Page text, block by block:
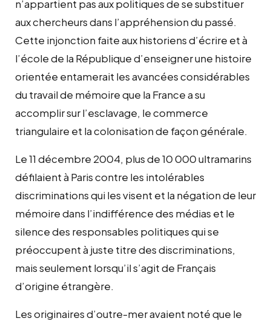
n’appartient pas aux politiques de se substituer
aux chercheurs dans l’appréhension du passé.
Cette injonction faite aux historiens d’écrire et à
l’école de la République d’enseigner une histoire
orientée entamerait les avancées considérables
du travail de mémoire que la France a su
accomplir sur l’esclavage, le commerce
triangulaire et la colonisation de façon générale.
Le 11 décembre 2004, plus de 10 000 ultramarins
défilaient à Paris contre les intolérables
discriminations qui les visent et la négation de leur
mémoire dans l’indifférence des médias et le
silence des responsables politiques qui se
préoccupent à juste titre des discriminations,
mais seulement lorsqu’il s’agit de Français
d’origine étrangère.
Les originaires d’outre-mer avaient noté que le